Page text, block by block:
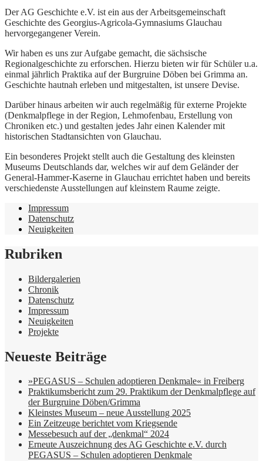
Der AG Geschichte e.V. ist ein aus der Arbeitsgemeinschaft
Geschichte des Georgius-Agricola-Gymnasiums Glauchau
hervorgegangener Verein.
Wir haben es uns zur Aufgabe gemacht, die sächsische
Regionalgeschichte zu erforschen. Hierzu bieten wir für Schüler u.a.
einmal jährlich Praktika auf der Burgruine Döben bei Grimma an.
Geschichte hautnah erleben und mitgestalten, ist unsere Devise.
Darüber hinaus arbeiten wir auch regelmäßig für externe Projekte
(Denkmalpflege in der Region, Lehmofenbau, Erstellung von
Chroniken etc.) und gestalten jedes Jahr einen Kalender mit
historischen Stadtansichten von Glauchau.
Ein besonderes Projekt stellt auch die Gestaltung des kleinsten
Museums Deutschlands dar, welches wir auf dem Geländer der
General-Hammer-Kaserne in Glauchau errichtet haben und bereits
verschiedenste Ausstellungen auf kleinstem Raume zeigte.
Impressum
Datenschutz
Neuigkeiten
Rubriken
Bildergalerien
Chronik
Datenschutz
Impressum
Neuigkeiten
Projekte
Neueste Beiträge
»PEGASUS – Schulen adoptieren Denkmale« in Freiberg
Praktikumsbericht zum 29. Praktikum der Denkmalpflege auf
der Burgruine Döben/Grimma
Kleinstes Museum – neue Ausstellung 2025
Ein Zeitzeuge berichtet vom Kriegsende
Messebesuch auf der „denkmal“ 2024
Erneute Auszeichnung des AG Geschichte e.V. durch
PEGASUS – Schulen adoptieren Denkmale